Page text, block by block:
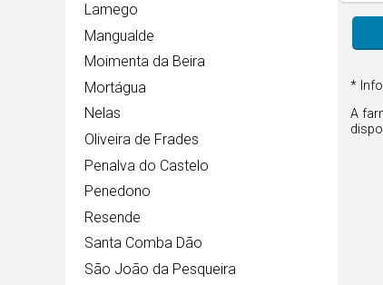
Lamego
Mangualde
Moimenta da Beira
Mortágua
Nelas
Oliveira de Frades
Penalva do Castelo
Penedono
Resende
Santa Comba Dão
São João da Pesqueira
*
A